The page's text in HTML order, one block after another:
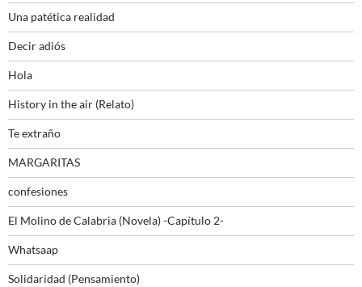
Una patética realidad
Decir adiós
Hola
History in the air (Relato)
Te extraño
MARGARITAS
confesiones
El Molino de Calabria (Novela) -Capítulo 2-
Whatsaap
Solidaridad (Pensamiento)